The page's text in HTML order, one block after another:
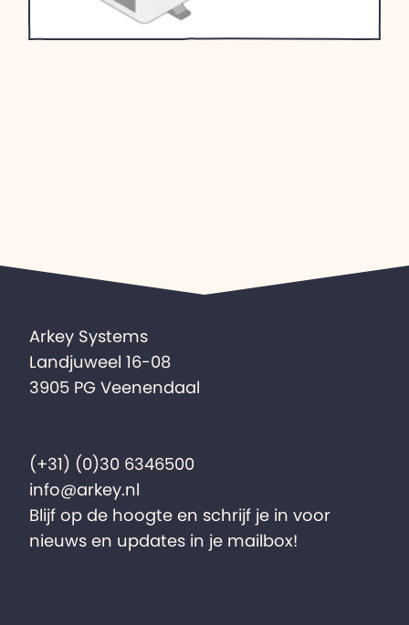
Arkey Systems
Landjuweel 16-08
3905 PG Veenendaal
(+31) (0)30 6346500
info@arkey.nl
Blijf op de hoogte en schrijf je in voor
nieuws en updates in je mailbox!